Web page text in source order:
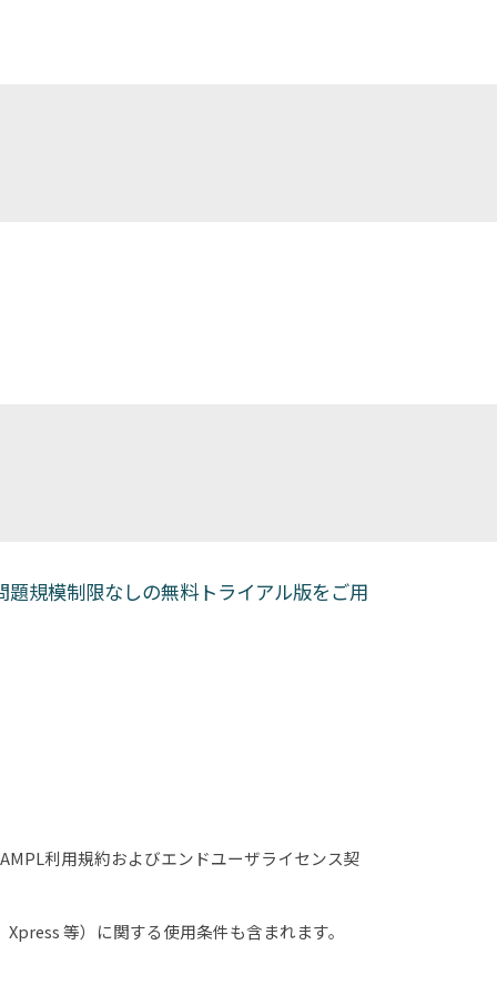
規模制限なしの無料トライアル版をご用
利用規約およびエンドユーザライセンス契
等）に関する使用条件も含まれます。